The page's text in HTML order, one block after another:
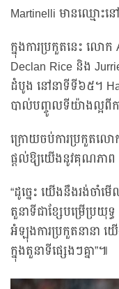
Martinelli មានឈ្មោះន
ក្នុងការប្រកួតនេះ លោ
Declan Rice និង
ដំបូង នៅនាទីទី៦៥។
បាល់បញ្ចូលទីយ៉ាងល្អពីក
ក្រោយចប់ការប្រកួតលោ
ផ្តល់ឱ្យយើងនូវគុណភាព
“ដូច្នេះ យើងនឹងរង់ចាំ
តួនាទីជាខ្សែបម្រើប្រយុទ្
អំឡុងការប្រកួតនានា យ
ក្នុងតួនាទីផ្សេងៗគ្នា”៕